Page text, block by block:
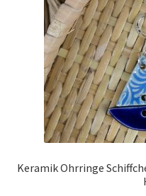
Keramik Ohrringe